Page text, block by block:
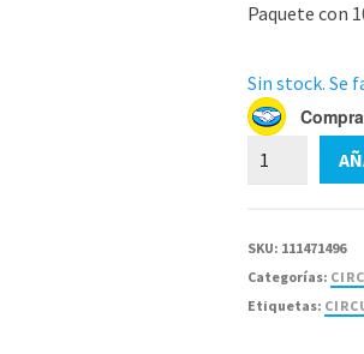
Paquete con
Sin stock. Se
3K21000
SKU: 111471496
Categorías:
Etiquetas: